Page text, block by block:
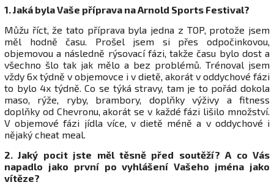
1. Jaká byla Vaše příprava na Arnold Sports Festival?
Můžu říct, že tato příprava byla jedna z TOP, protože jsem
měl hodně času. Prošel jsem si přes odpočinkovou,
objemovou a následně rýsovací fázi, takže času bylo dost a
všechno šlo tak jak mělo a bez problémů. Trénoval jsem
vždy 6x týdně v objemovce i v dietě, akorát v oddychové fázi
to bylo 4x týdně. Co se týká stravy, tam je to pořád dokola
maso, rýže, ryby, brambory, doplňky výživy a fitness
doplňky od Chevronu, akorát se v každé fázi lišilo množství.
V objemové fázi jídla více, v dietě méně a v oddychové i
nějaký cheat meal.
2. Jaký pocit jste měl těsně před soutěží? A co Vás
napadlo jako první po vyhlášení Vašeho jména jako
vítěze?